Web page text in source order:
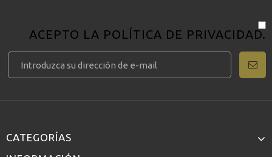
ACEPTO LA POLÍTICA DE PRIVACIDAD.
CATEGORÍAS